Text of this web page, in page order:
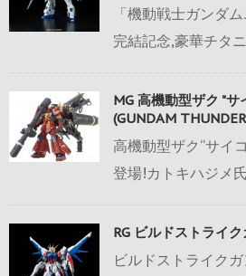
「機動戦士ガンダ
完結記念,豪華チタ
MG 高機動型ザク "サ
(GUNDAM
高機動型ザク“サイ
登場!カトキハジメ
RG ビルドストライ
ビルドストライク